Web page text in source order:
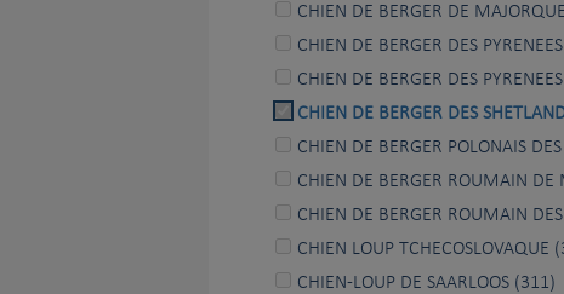
CHIEN DE BERGER DE
CHIEN DE BERGER DES
CHIEN DE BERGER DES
CHIEN DE BERGER DES
CHIEN DE BERGER POLONAIS
CHIEN DE BERGER ROUMAIN DE
CHIEN DE BERGER ROUMAIN
CHIEN LOUP TCHECOSLOVAQUE
CHIEN-LOUP DE SAARLOOS (311)